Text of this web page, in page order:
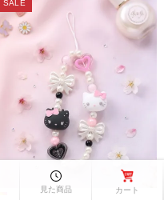
SALE
見た商品 カート